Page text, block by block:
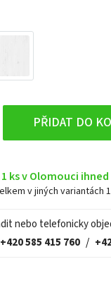
PŘIDAT DO
ks v Olomouci
v jiných variantách
nebo telefonicky
+420 585 415 760 /